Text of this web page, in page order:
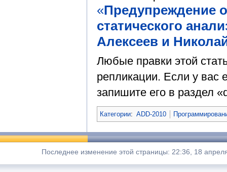
«Предупреждение
статического
Алексеев и
Любые правки этой
репликации. Если у вас
запишите его в раздел
Категории: ADD-2010
Последнее изменение этой страницы: 22:36, 18